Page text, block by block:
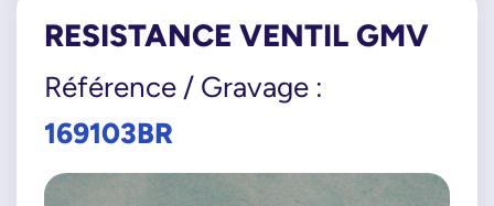
RESISTANCE VENTIL GMV
Référence / Gravage :
169103BR